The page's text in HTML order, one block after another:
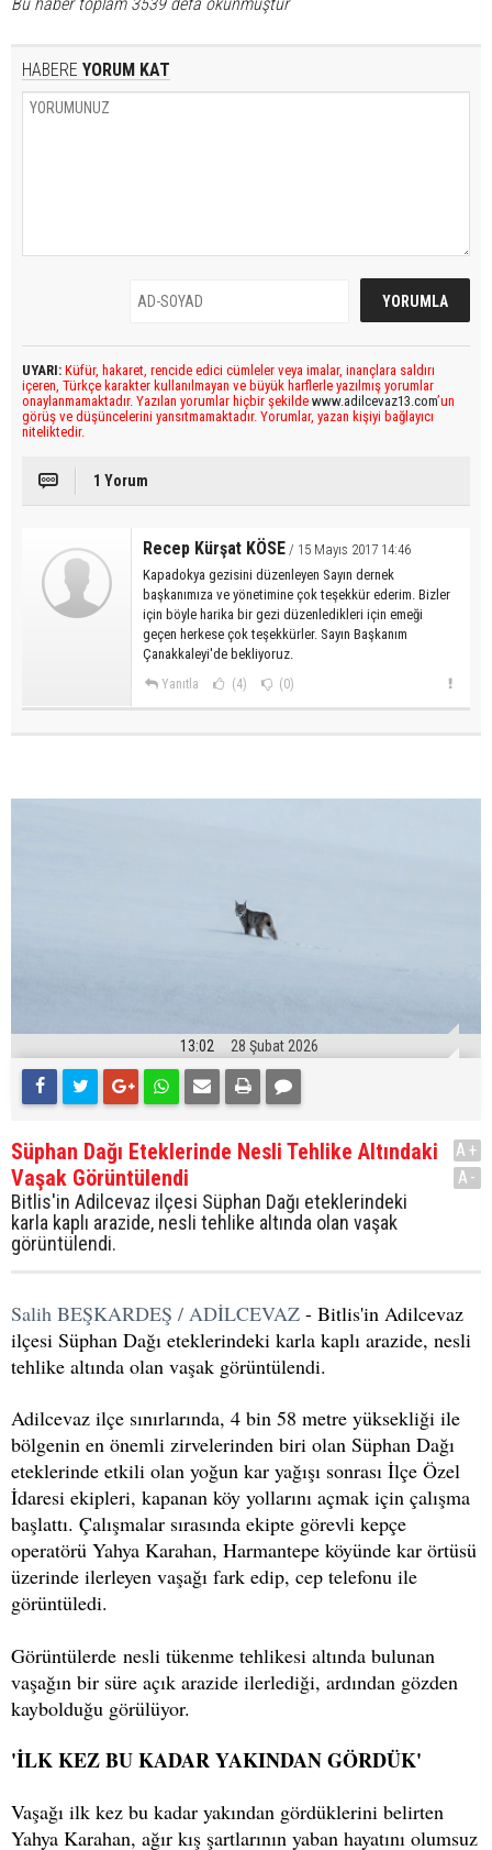
HABERE YORUM KAT
UYARI: Küfür, hakaret, rencide edici cümleler veya imalar, inançlara saldırı
içeren, Türkçe karakter kullanılmayan ve büyük harflerle yazılmış yorumlar
onaylanmamaktadır. Yazılan yorumlar hiçbir şekilde www.adilcevaz13.com’un
görüş ve düşüncelerini yansıtmamaktadır. Yorumlar, yazan kişiyi bağlayıcı
niteliktedir.
1 Yorum
Recep Kürşat KÖSE / 15 Mayıs 2017 14:46
Kapadokya gezisini düzenleyen Sayın dernek
başkanımıza ve yönetimine çok teşekkür ederim. Bizler
için böyle harika bir gezi düzenledikleri için emeği
geçen herkese çok teşekkürler. Sayın Başkanım
Çanakkaleyi'de bekliyoruz.
Yanıtla (4) (0)
13:02 28 Şubat 2026
Süphan Dağı Eteklerinde Nesli Tehlike Altındaki
Vaşak Görüntülendi
Bitlis'in Adilcevaz ilçesi Süphan Dağı eteklerindeki
karla kaplı arazide, nesli tehlike altında olan vaşak
görüntülendi.
A+
A-
Salih BEŞKARDEŞ / ADİLCEVAZ - Bitlis'in Adilcevaz
ilçesi Süphan Dağı eteklerindeki karla kaplı arazide, nesli
tehlike altında olan vaşak görüntülendi.
Adilcevaz ilçe sınırlarında, 4 bin 58 metre yüksekliği ile
bölgenin en önemli zirvelerinden biri olan Süphan Dağı
eteklerinde etkili olan yoğun kar yağışı sonrası İlçe Özel
İdaresi ekipleri, kapanan köy yollarını açmak için çalışma
başlattı. Çalışmalar sırasında ekipte görevli kepçe
operatörü Yahya Karahan, Harmantepe köyünde kar örtüsü
üzerinde ilerleyen vaşağı fark edip, cep telefonu ile
görüntüledi.
Görüntülerde nesli tükenme tehlikesi altında bulunan
vaşağın bir süre açık arazide ilerlediği, ardından gözden
kaybolduğu görülüyor.
'İLK KEZ BU KADAR YAKINDAN GÖRDÜK'
Vaşağı ilk kez bu kadar yakından gördüklerini belirten
Yahya Karahan, ağır kış şartlarının yaban hayatını olumsuz